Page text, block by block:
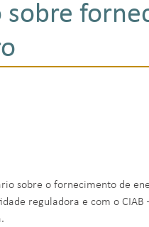
sobre
sobre o fornecimento de
reguladora e com o CIAB